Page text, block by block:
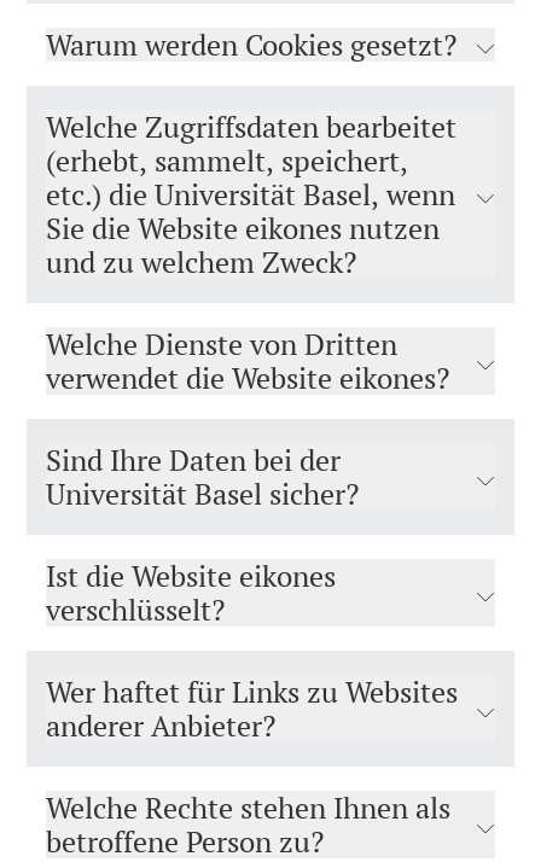
Warum werden Cookies gesetzt?
Welche Zugriffsdaten bearbeitet
(erhebt, sammelt, speichert,
etc.) die Universität Basel, wenn
Sie die Website eikones nutzen
und zu welchem Zweck?
Welche Dienste von Dritten
verwendet die Website eikones?
Sind Ihre Daten bei der
Universität Basel sicher?
Ist die Website eikones
verschlüsselt?
Wer haftet für Links zu Websites
anderer Anbieter?
Welche Rechte stehen Ihnen als
betroffene Person zu?